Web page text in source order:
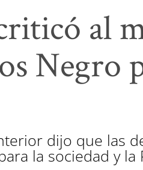
al
Negro
dijo que las
la sociedad y la